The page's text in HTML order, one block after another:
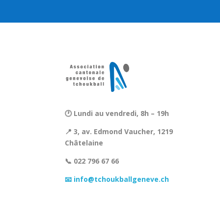
🕐 Lundi au vendredi, 8h – 19h
📍 3, av. Edmond Vaucher, 1219
Châtelaine
📞 022 796 67 66
📧 info@tchoukballgeneve.ch